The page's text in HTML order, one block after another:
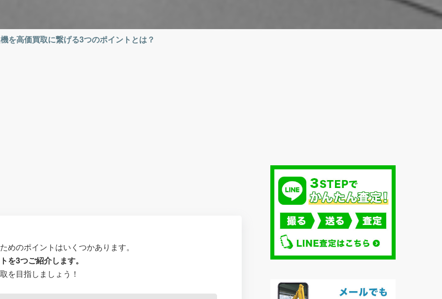
を高価買取に繋げる3つのポイントとは？
めのポイントはいくつかあります。
を3つご紹介します。
を目指しましょう！